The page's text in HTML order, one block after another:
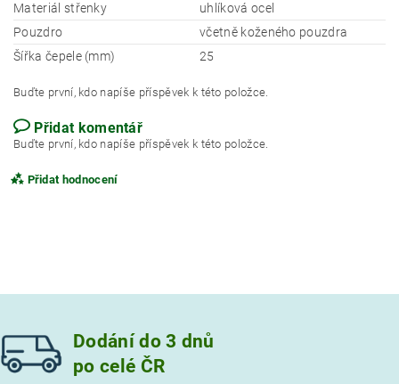
Materiál střenky
uhlíková ocel
Pouzdro
včetně koženého pouzdra
Šířka čepele (mm)
25
Buďte první, kdo napíše příspěvek k této položce.
Přidat komentář
Buďte první, kdo napíše příspěvek k této položce.
Přidat hodnocení
Dodání do 3 dnů
po celé ČR